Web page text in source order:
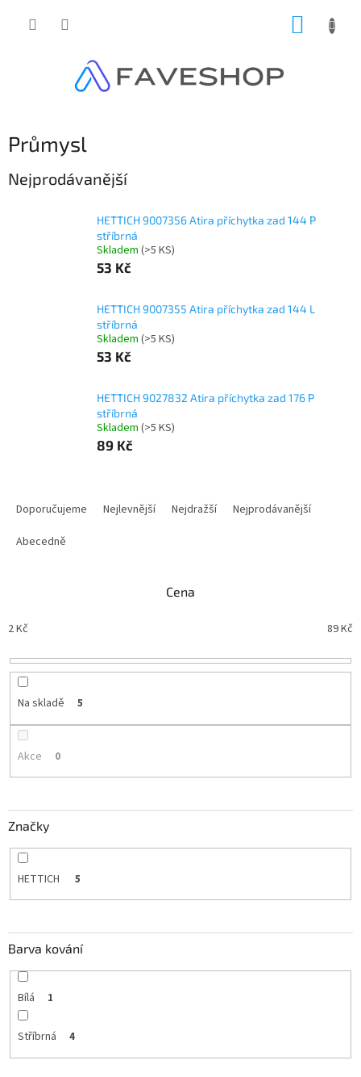
Průmysl
Nejprodávanější
HETTICH 9007356 Atira příchytka zad 144 P
stříbrná
Skladem (>5 KS)
53 Kč
HETTICH 9007355 Atira příchytka zad 144 L
stříbrná
Skladem (>5 KS)
53 Kč
HETTICH 9027832 Atira příchytka zad 176 P
stříbrná
Skladem (>5 KS)
89 Kč
o
u
ů
Doporučujeme Nejlevnější Nejdražší
Nejprodávanější
Abecedně
Cena
2Kč 89Kč
Na skladě 5
Akce 0
Značky
HETTICH 5
Barva kování
Bílá 1
Stříbrná 4